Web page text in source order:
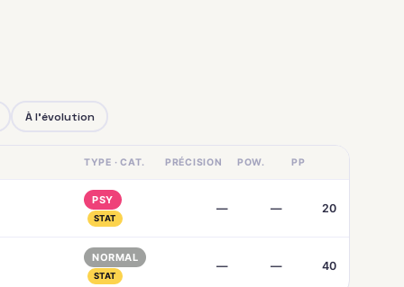
À l'évolution
TYPE · CAT. PRÉCISION POW. PP
PSY
STAT
— — 20
NORMAL
STAT
— — 40